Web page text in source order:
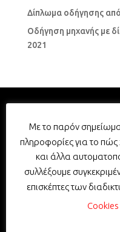
Δίπλωμα οδήγησης
Οδήγηση μηχανής με
2021
Σχολή
Driving
5.0
Με βάση 352
powered by
review us on
Με το παρόν
πληροφορίες για το
και άλλα
συλλέξουμε
επισκέπτες των
Cookies